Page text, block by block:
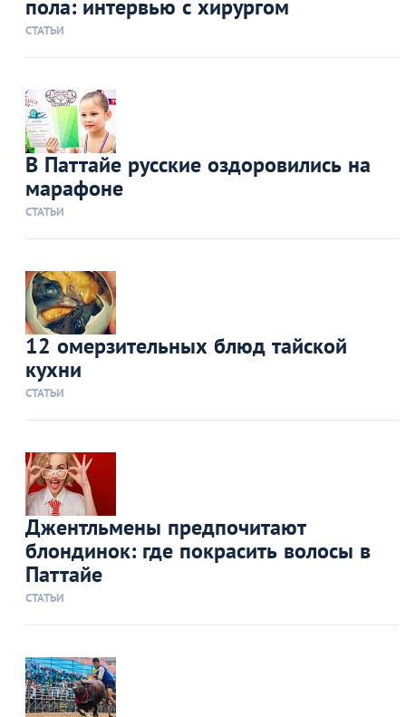
пола: интервью с хирургом
СТАТЬИ
В Паттайе русские оздоровились на
марафоне
СТАТЬИ
12 омерзительных блюд тайской
кухни
СТАТЬИ
Джентльмены предпочитают
блондинок: где покрасить волосы в
Паттайе
СТАТЬИ